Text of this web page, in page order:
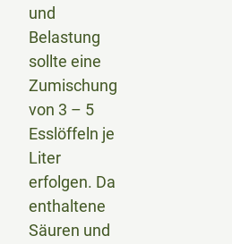
und
Belastung
sollte eine
Zumischung
von 3 – 5
Esslöffeln je
Liter
erfolgen. Da
enthaltene
Säuren und